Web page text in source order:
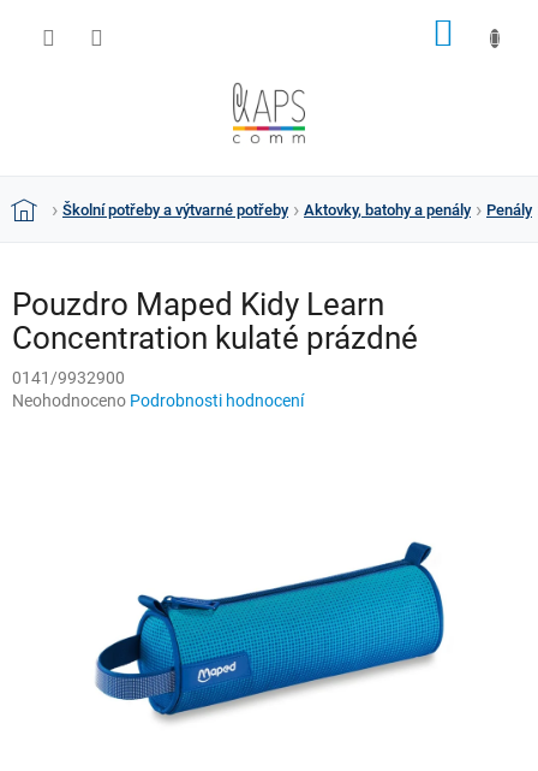
DomůŠkolní potřeby a výtvarné potřeby Aktovky, batohy a penály Penály
Pouzdro Maped Kidy Learn
Concentration kulaté prázdné
0141/9932900
Průměrné
Neohodnoceno Podrobnosti hodnocení